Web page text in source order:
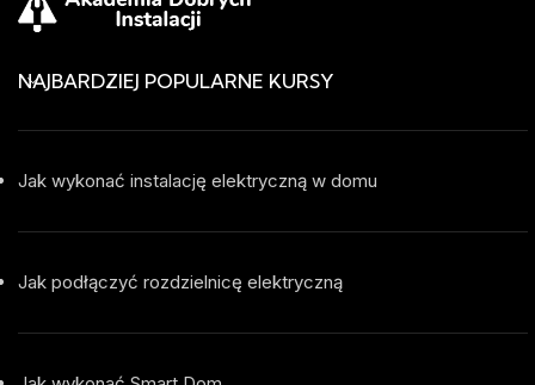
NAJBARDZIEJ POPULARNE KURSY
Jak wykonać instalację elektryczną w domu
Jak podłączyć rozdzielnicę elektryczną